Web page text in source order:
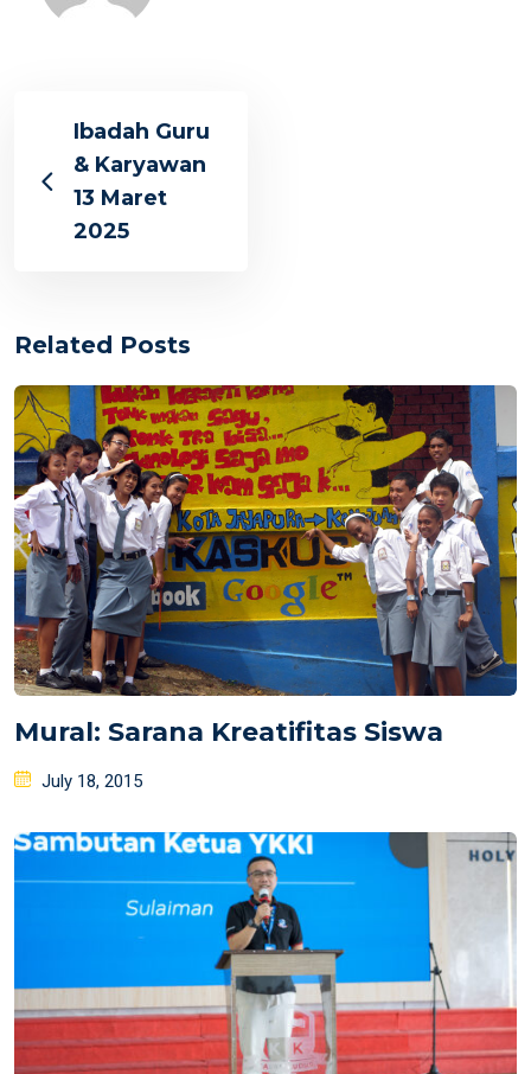
Ibadah Guru
& Karyawan
13 Maret
2025
Related Posts
Mural: Sarana Kreatifitas Siswa
Posted
July 18, 2015